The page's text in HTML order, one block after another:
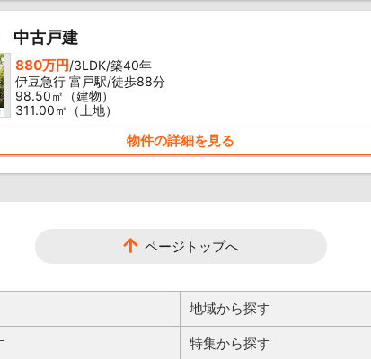
中古戸建
880万円/3LDK/築40年
伊豆急行 富戸駅/徒歩88分
98.50㎡（建物）
311.00㎡（土地）
物件の詳細を見る
ページトップへ
地域から探す
特集から探す